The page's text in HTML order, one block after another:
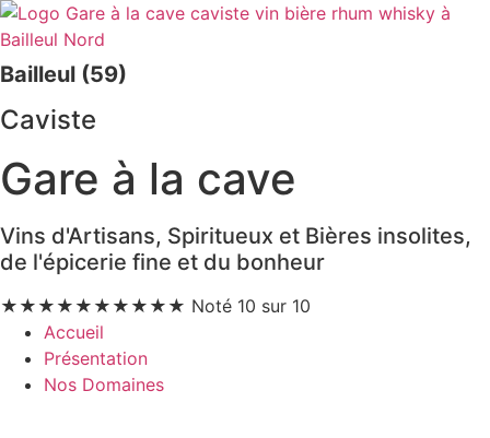
Bailleul (59)
Caviste
Gare à la cave
Vins d'Artisans, Spiritueux et Bières insolites,
de l'épicerie fine et du bonheur
★ ★ ★ ★ ★ ★ ★ ★ ★ ★ Noté 10 sur 10
Accueil
Présentation
Nos Domaines